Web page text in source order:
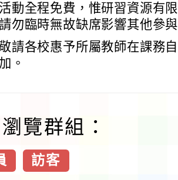
活動全程免費，惟研習資源有
請勿臨時無故缺席影響其他參
敬請各校惠予所屬教師在課務
加。
覽群組：
訪客